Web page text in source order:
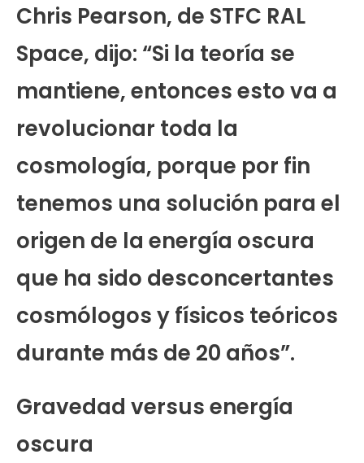
Chris Pearson, de STFC RAL
Space, dijo: “Si la teoría se
mantiene, entonces esto va a
revolucionar toda la
cosmología, porque por fin
tenemos una solución para el
origen de la energía oscura
que ha sido desconcertantes
cosmólogos y físicos teóricos
durante más de 20 años”.
Gravedad versus energía
oscura